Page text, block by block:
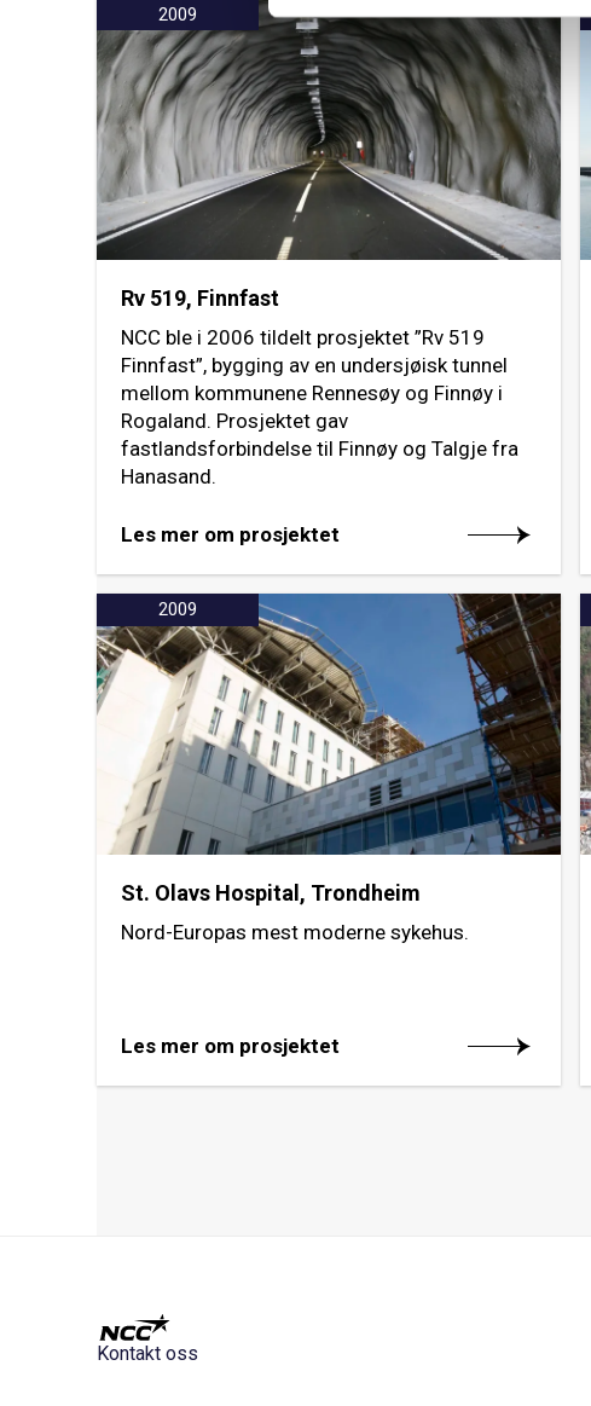
2009
Rv 519, Finnfast
NCC ble i 2006 tildelt prosjektet ”Rv 519
Finnfast”, bygging av en undersjøisk tunnel
mellom kommunene Rennesøy og Finnøy i
Rogaland. Prosjektet gav
fastlandsforbindelse til Finnøy og Talgje fra
Hanasand.
Les mer om prosjektet
2009
St. Olavs Hospital, Trondheim
Nord-Europas mest moderne sykehus.
Les mer om prosjektet
Kontakt oss